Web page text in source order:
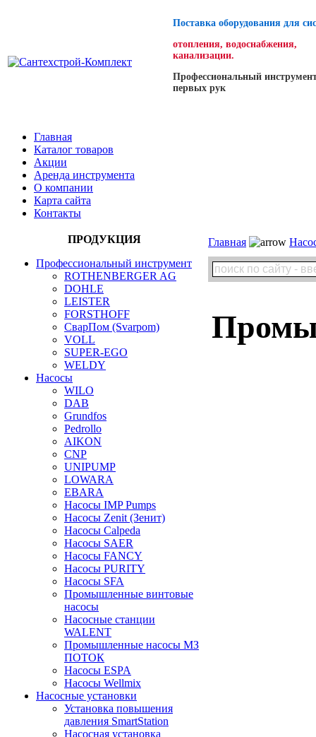
Поставка оборудования для
отопления, водоснабжения,
канализации.
Профессиональный
первых рук
Главная
Каталог товаров
Акции
Аренда инструмента
О компании
Карта сайта
Контакты
ПРОДУКЦИЯ
Профессиональный инструмент
ROTHENBERGER AG
DOHLE
LEISTER
FORSTHOFF
СварПом (Svarpom)
VOLL
SUPER-EGO
WELDY
Насосы
WILO
DAB
Grundfos
Pedrollo
AIKON
CNP
UNIPUMP
LOWARA
EBARA
Насосы IMP Pumps
Насосы Zenit (Зенит)
Насосы Calpeda
Насосы SAER
Насосы FANCY
Насосы PURITY
Насосы SFA
Промышленные винтовые
насосы
Насосные станции
WALENT
Промышленные насосы МЗ
ПОТОК
Насосы ESPA
Насосы Wellmix
Насосные установки
Установка повышения
давления SmartStation
Насосная установка
Главная